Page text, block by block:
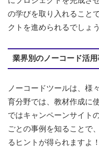
の学びを取り入れること
クトを進められるでしょう
業界別のノーコード活用
ノーコードツールは、様
育分野では、教材作成に
ではキャンペーンサイト
ごとの事例を知ることで
るヒントが得られますよ！